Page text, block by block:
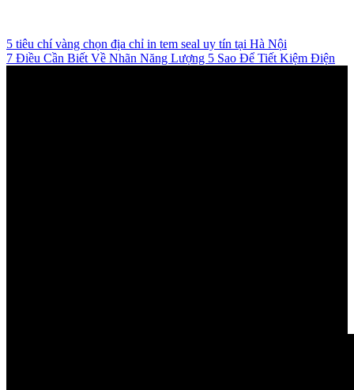
5 tiêu chí vàng chọn địa chỉ in tem seal uy tín tại Hà Nội
7 Điều Cần Biết Về Nhãn Năng Lượng 5 Sao Để Tiết Kiệm Điện